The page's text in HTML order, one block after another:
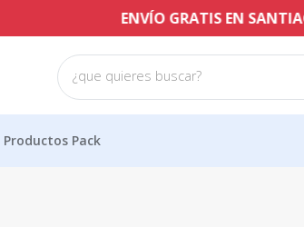
ENVÍO GRATIS EN SANTIAGO
¿que quieres buscar?
Productos Pack